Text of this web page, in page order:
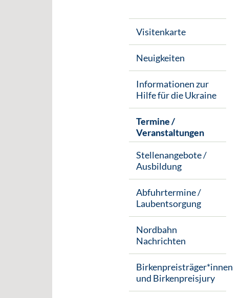
Visitenkarte
Neuigkeiten
Informationen zur
Hilfe für die Ukraine
Termine /
Veranstaltungen
Stellenangebote /
Ausbildung
Abfuhrtermine /
Laubentsorgung
Nordbahn
Nachrichten
Birkenpreisträger*innen
und Birkenpreisjury